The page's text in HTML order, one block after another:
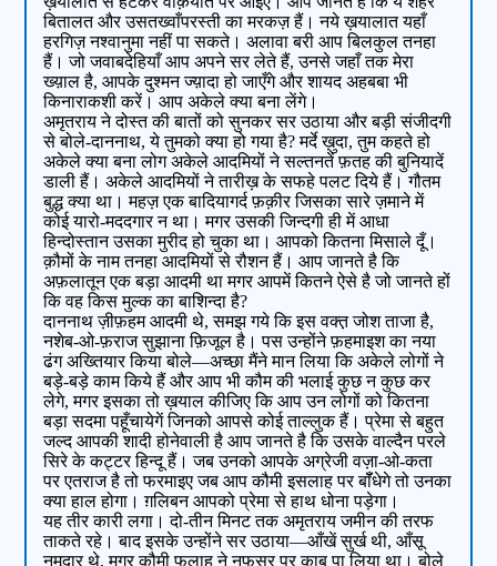
बितालत और उसतख्वाँपरस्ती का मरकज़ हैं। नये ख़यालात यहाँ
हरगिज़ नश्वानुमा नहीं पा सकते। अलावा बरी आप बिलकुल तनहा
हैं। जो जवाबदेहियाँ आप अपने सर लेते हैं, उनसे जहाँ तक मेरा
ख्य़ाल है, आपके दुश्मन ज्य़ादा हो जाएँगे और शायद अहबबा भी
किनाराकशी करें। आप अकेले क्या बना लेंगे।
अमृतराय ने दोस्त की बातों को सुनकर सर उठाया और बड़ी संजीदगी
से बोले-दाननाथ, ये तुमको क्या हो गया है? मर्दे ख़ुदा, तुम कहते हो
अकेले क्या बना लोग अकेले आदमियों ने सल्तनतें फ़तह की बुनियादें
डाली हैं। अकेले आदमियों ने तारीख़ के सफहे पलट दिये हैं। गौतम
बुद्ध क्या था। महज़ एक बादियागर्द फ़क़ीर जिसका सारे ज़माने में
कोई यारो-मददगार न था। मगर उसकी जिन्दगी ही में आधा
हिन्दोस्तान उसका मुरीद हो चुका था। आपको कितना मिसाले दूँ।
क़ौमों के नाम तनहा आदमियों से रौशन हैं। आप जानते है कि
अफ़लातून एक बड़ा आदमी था मगर आपमें कितने ऐसे है जो जानते हों
कि वह किस मुल्क का बाशिन्दा है?
दाननाथ ज़ीफ़हम आदमी थे, समझ गये कि इस वक्त़ जोश ताजा है,
नशेब-ओ-फ़राज सुझाना फ़िजूल है। पस उन्होंने फ़हमाइश का नया
ढंग अख्तियार किया बोले—अच्छा मैंने मान लिया कि अकेले लोगों ने
बड़े-बड़े काम किये हैं और आप भी कौम की भलाई कुछ न कुछ कर
लेगे, मगर इसका तो ख़याल कीजिए कि आप उन लोगों को कितना
बड़ा सदमा पहूँचायेगें जिनको आपसे कोई ताल्लुक हैं। प्रेमा से बहुत
जल्द आपकी शादी होनेवाली है आप जानते है कि उसके वाल्दैन परले
सिरे के कट्टर हिन्दू हैं। जब उनको आपके अग्रेजी वज़ा-ओ-कता
पर एतराज है तो फरमाइए जब आप कौमी इसलाह पर बॉँधेगे तो उनका
क्या हाल होगा। ग़लिबन आपको प्रेमा से हाथ धोना पड़ेगा।
यह तीर कारी लगा। दो-तीन मिनट तक अमृतराय जमीन की तरफ
ताकते रहे। बाद इसके उन्होंने सर उठाया—आँखें सुर्ख थी, आँसू
नमूदार थे, मगर क़ौमी फलाह ने नफसर पर काबू पा लिया था। बोले